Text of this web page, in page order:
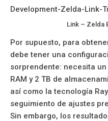
Link – Zelda
Por supuesto, para
debe tener una
sorprendente: necesita un
RAM y 2 TB de
así como la tecnología
seguimiento de ajustes
Sin embargo, los